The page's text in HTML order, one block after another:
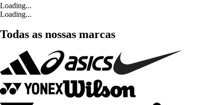
Loading...
Loading...
Todas as nossas marcas